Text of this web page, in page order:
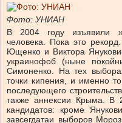
Фото: УНИАН
В 2004 году изъявили
человека. Пока это
Ющенко и Виктора
украинофоб (ныне
Симоненко. На тех
точки кипения, и именно
последующего
также аннексии Крыма.
кандидатов: кроме
завсегдатаи выборов